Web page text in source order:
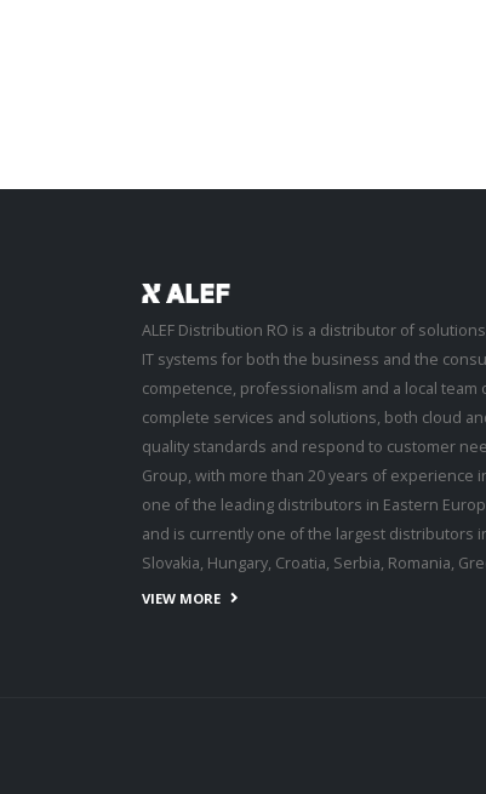
ALEF Distribution RO is a distributor of
IT systems for both the business and the
competence, professionalism and a local
complete services and solutions, both cloud
quality standards and respond to customer
Group, with more than 20 years of experience
one of the leading distributors in Eastern
and is currently one of the largest distributors
Slovakia, Hungary, Croatia, Serbia, Romania,